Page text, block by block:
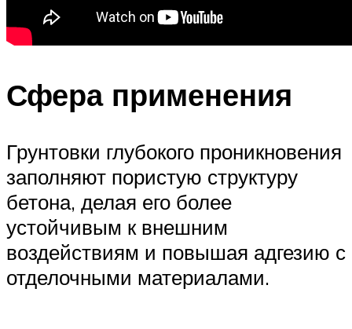
Сфера применения
Грунтовки глубокого проникновения
заполняют пористую структуру
бетона, делая его более
устойчивым к внешним
воздействиям и повышая адгезию с
отделочными материалами.